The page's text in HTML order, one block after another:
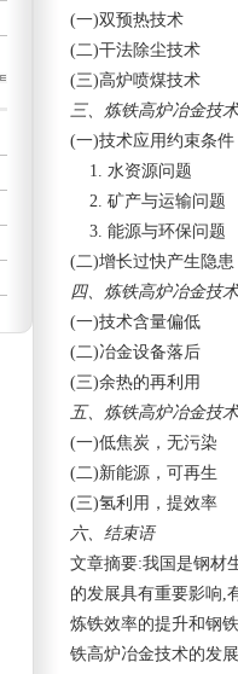
(一)双预热技术
(二)干法除尘技术
(三)高炉喷煤技术
三、炼铁高炉冶金技
(一)技术应用约束条件
1. 水资源问题
2. 矿产与运输问题
3. 能源与环保问题
(二)增长过快产生隐患
四、炼铁高炉冶金技
(一)技术含量偏低
(二)冶金设备落后
(三)余热的再利用
五、炼铁高炉冶金技
(一)低焦炭，无污染
(二)新能源，可再生
(三)氢利用，提效率
六、结束语
文章摘要:我国是钢材
的发展具有重要影响,
炼铁效率的提升和钢
铁高炉冶金技术的发